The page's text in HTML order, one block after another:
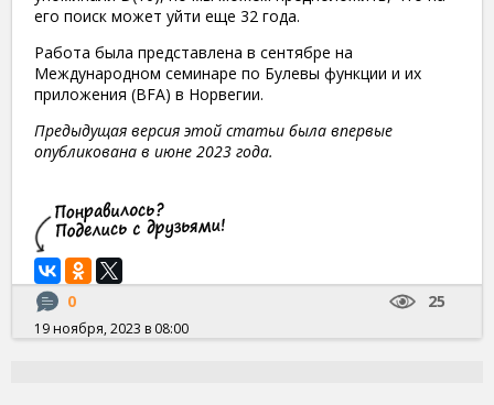
его поиск может уйти еще 32 года.
Работа была представлена ​​в сентябре на
Международном семинаре по Булевы функции и их
приложения (BFA) в Норвегии.
Предыдущая версия этой статьи была впервые
опубликована в июне 2023 года.
0 25
19 ноября, 2023 в 08:00